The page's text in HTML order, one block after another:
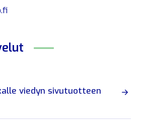
viedyn sivutuotteen